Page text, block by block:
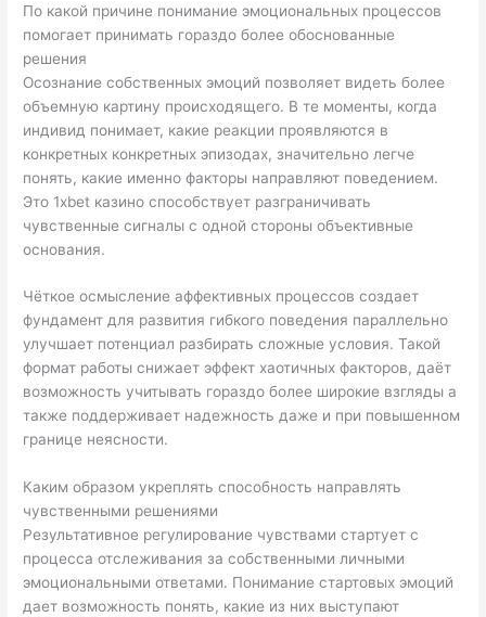
По какой причине понимание эмоциональных процессов
помогает принимать гораздо более обоснованные
решения
Осознание собственных эмоций позволяет видеть более
объемную картину происходящего. В те моменты, когда
индивид понимает, какие реакции проявляются в
конкретных конкретных эпизодах, значительно легче
понять, какие именно факторы направляют поведением.
Это 1xbet казино способствует разграничивать
чувственные сигналы с одной стороны объективные
основания.
Чёткое осмысление аффективных процессов создает
фундамент для развития гибкого поведения параллельно
улучшает потенциал разбирать сложные условия. Такой
формат работы снижает эффект хаотичных факторов, даёт
возможность учитывать гораздо более широкие взгляды а
также поддерживает надежность даже и при повышенном
границе неясности.
Каким образом укреплять способность направлять
чувственными решениями
Результативное регулирование чувствами стартует с
процесса отслеживания за собственными личными
эмоциональными ответами. Понимание стартовых эмоций
дает возможность понять, какие из них выступают